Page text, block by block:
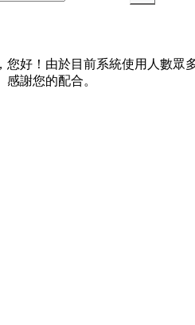
您好！由於目前系統使用人數眾
謝您的配合。